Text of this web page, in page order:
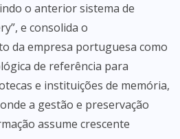
o anterior sistema de
e consolida o
da empresa portuguesa como
de referência para
e instituições de memória,
a gestão e preservação
assume crescente